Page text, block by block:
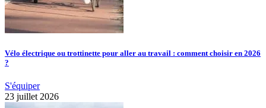
Vélo électrique ou trottinette pour aller au travail : comment choisir en 2026
?
S'équiper
23 juillet 2026